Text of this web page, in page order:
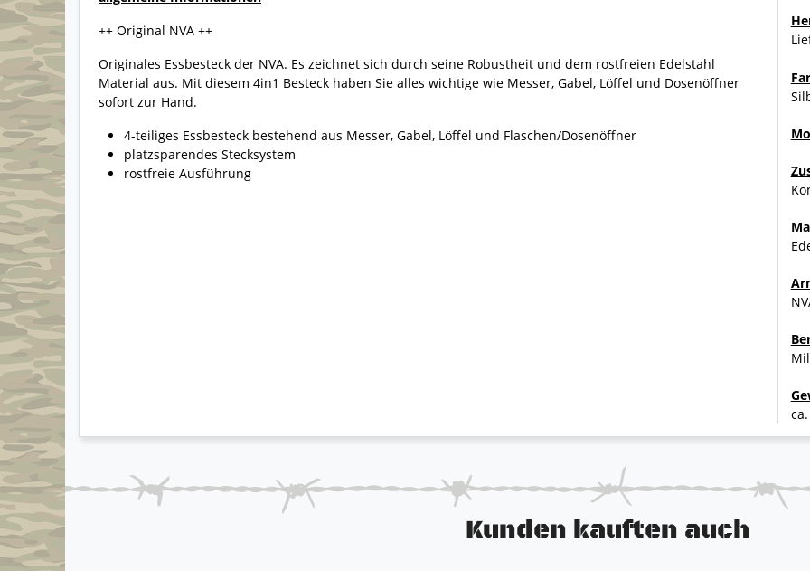
++ Original NVA ++
Originales Essbesteck der NVA. Es zeichnet sich durch seine Robustheit und dem rostfreien Edelstahl
Material aus. Mit diesem 4in1 Besteck haben Sie alles wichtige wie Messer, Gabel, Löffel und Dosenöffner
sofort zur Hand.
4-teiliges Essbesteck bestehend aus Messer, Gabel, Löffel und Flaschen/Dosenöffner
platzsparendes Stecksystem
rostfreie Ausführung
Kunden kauften auch